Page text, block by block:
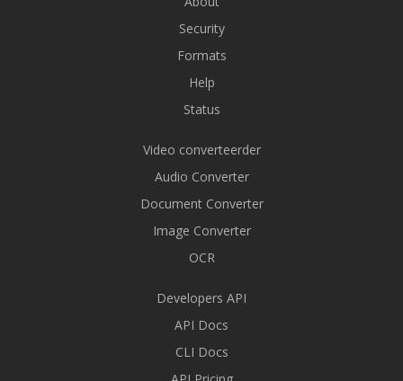
Security
Formats
Help
Status
Video converteerder
Audio Converter
Document Converter
Image Converter
OCR
Developers API
API Docs
CLI Docs